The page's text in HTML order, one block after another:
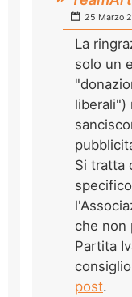
25 Marzo
La
solo un
liberali")
Si tratta
che non
Partita
consiglio
post.